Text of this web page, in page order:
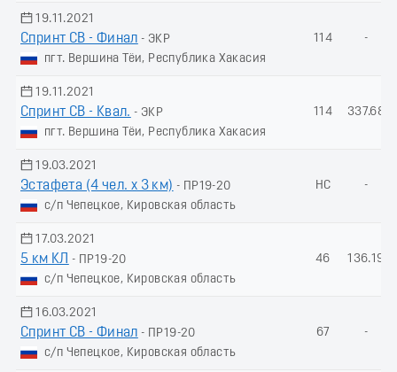
19.11.2021
Спринт СВ - Финал - ЭКР
пгт. Вершина Тёи, Республика Хакасия
114 -
19.11.2021
Спринт СВ - Квал. - ЭКР
пгт. Вершина Тёи, Республика Хакасия
114 337.68
19.03.2021
Эстафета (4 чел. х 3 км) - ПР19-20
с/п Чепецкое, Кировская область
НС -
17.03.2021
5 км КЛ
- ПР19-20
с/п Чепецкое, Кировская область
46 136.19
16.03.2021
Спринт СВ - Финал - ПР19-20
с/п Чепецкое, Кировская область
67 -